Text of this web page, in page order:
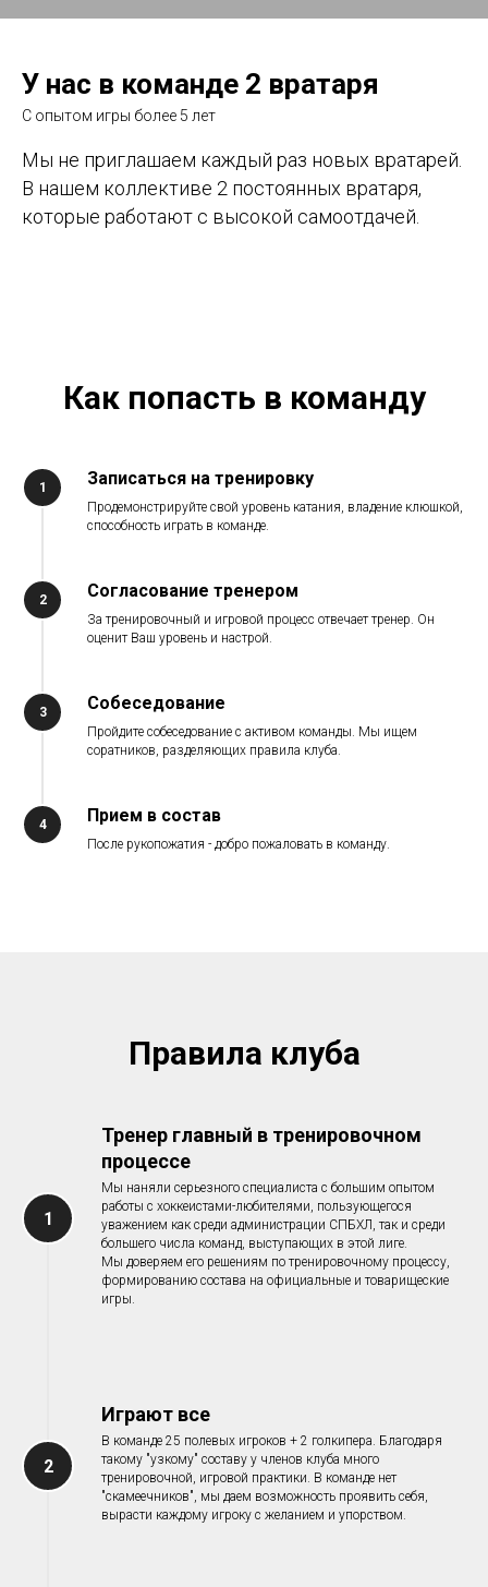
У нас в команде 2 вратаря
С опытом игры более 5 лет
Мы не приглашаем каждый раз новых вратарей.
В нашем коллективе 2 постоянных вратаря,
которые работают с высокой самоотдачей.
Как попасть в команду
1 Записаться на тренировку
Продемонстрируйте свой уровень катания, владение клюшкой,
способность играть в команде.
2 Согласование тренером
За тренировочный и игровой процесс отвечает тренер. Он
оценит Ваш уровень и настрой.
3 Собеседование
Пройдите собеседование с активом команды. Мы ищем
соратников, разделяющих правила клуба.
4 Прием в состав
После рукопожатия - добро пожаловать в команду.
Правила клуба
1
Тренер главный в тренировочном
процессе
Мы наняли серьезного специалиста с большим опытом
работы с хоккеистами-любителями, пользующегося
уважением как среди администрации СПБХЛ, так и среди
большего числа команд, выступающих в этой лиге.
Мы доверяем его решениям по тренировочному процессу,
формированию состава на официальные и товарищеские
игры.
2
Играют все
В команде 25 полевых игроков + 2 голкипера. Благодаря
такому "узкому" составу у членов клуба много
тренировочной, игровой практики. В команде нет
"скамеечников", мы даем возможность проявить себя,
вырасти каждому игроку с желанием и упорством.